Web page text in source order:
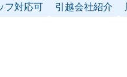
フ対応可 引越会社紹介